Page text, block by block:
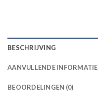
BESCHRIJVING
AANVULLENDE INFORMATIE
BEOORDELINGEN (0)